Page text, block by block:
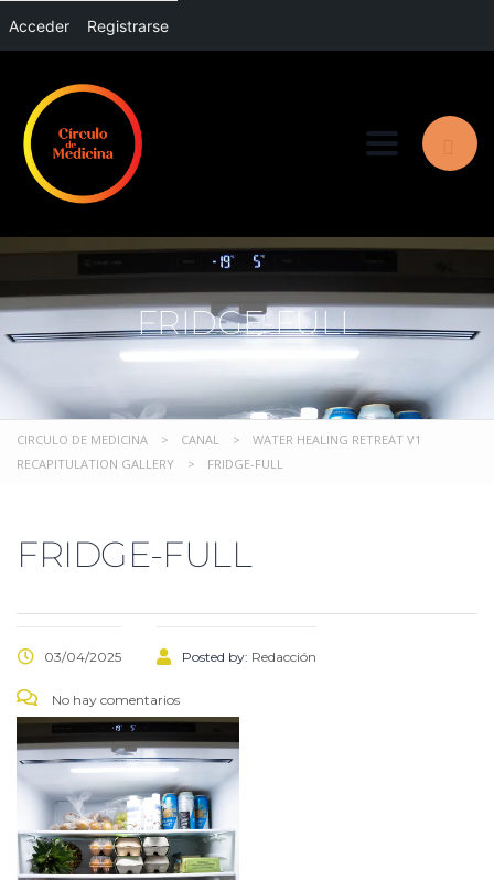
Acceder Registrarse
Toggle
FRIDGE-FULL
CIRCULO DE MEDICINA > CANAL >
WATER HEALING RETREAT V1
RECAPITULATION GALLERY
> FRIDGE-FULL
FRIDGE-FULL
03/04/2025 Posted by: Redacción
No hay comentarios